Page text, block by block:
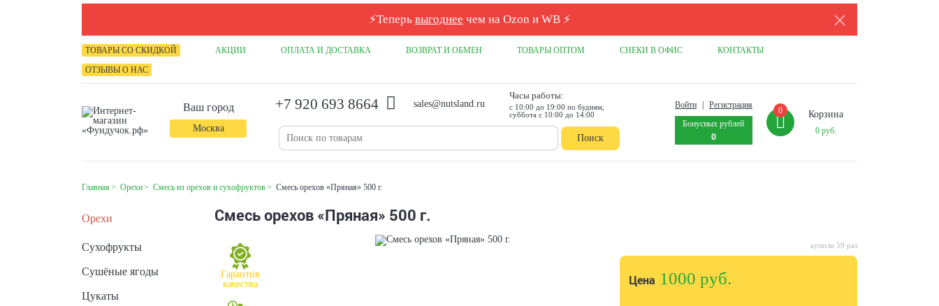
⚡Теперь выгоднее чем на Ozon и WB ⚡
ТОВАРЫ СО СКИДКОЙ АКЦИИ ОПЛАТА И ДОСТАВКА ВОЗВРАТ И ОБМЕН ТОВАРЫ ОПТОМ СНЕКИ В ОФИС
КОНТАКТЫ
ОТЗЫВЫ О НАС
Ваш город
Москва
+7 920 693 8664 sales@nutsland.ru
Часы работы:
с 10:00 до 19:00 по будням,
суббота с 10:00 до 14:00
Поиск
Войти | Регистрация
Бонусных рублей
0
0 Корзина
0руб.
Главная Орехи Смесь из орехов и сухофруктов Смесь орехов «Пряная» 500 г.
Орехи
Сухофрукты
Сушёные ягоды
Цукаты
Смесь орехов «Пряная» 500 г.
Гарантия
качества
купили 59 раз
Цена 1000 руб.